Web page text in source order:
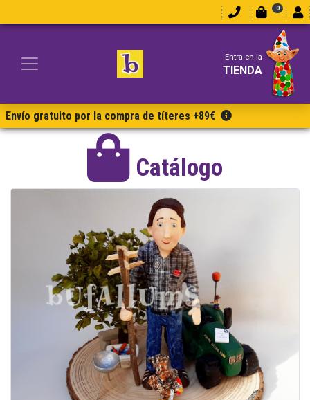
0
Entra en la
TIENDA
Envío gratuito por la compra de títeres +89€
Catálogo